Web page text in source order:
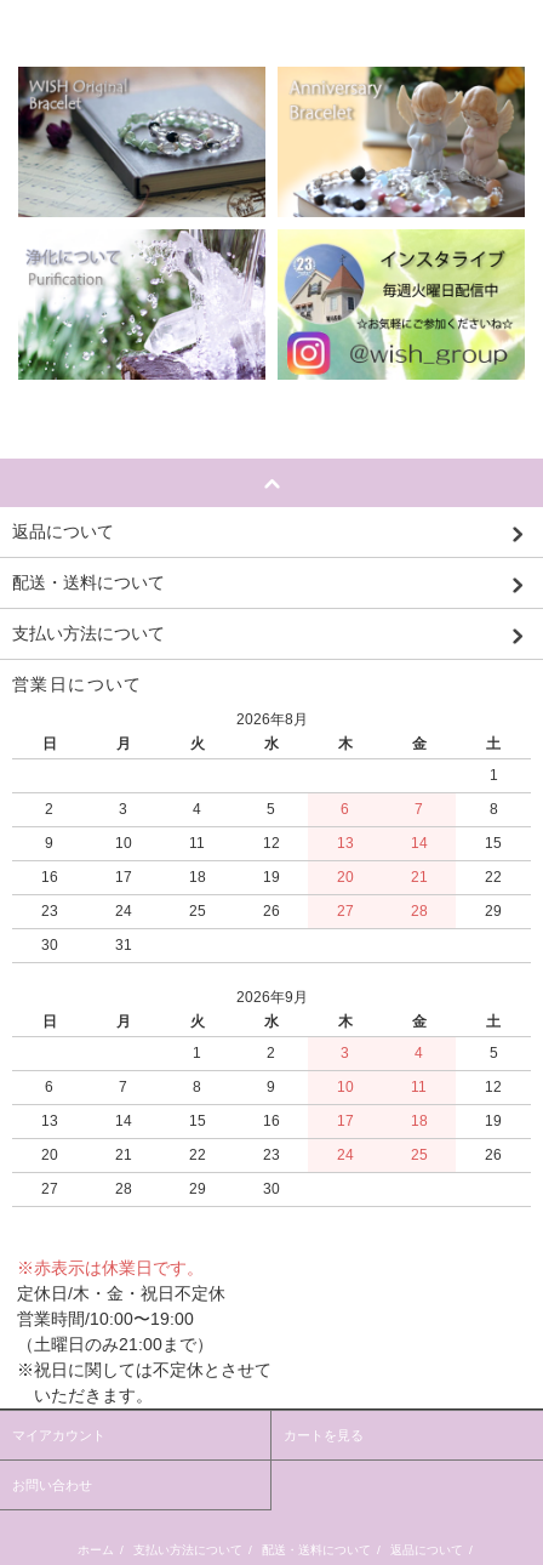
返品について
配送・送料について
支払い方法について
営業日について
2026年8月
日
月 火 水 木 金
土
1
2
3 4 5 6 7
8
9
10 11 12 13 14
15
16
17 18 19 20 21
22
23
24 25 26 27 28
29
30
31
2026年9月
日
月 火 水 木 金
土
1
2 3 4
5
6
7 8 9 10 11
12
13
14 15 16 17 18
19
20
21 22 23 24 25
26
27
28 29 30
※赤表示は休業日です。
定休日/木・金・祝日不定休
営業時間/10:00〜19:00
（土曜日のみ21:00まで）
※祝日に関しては不定休とさせて
いただきます。
マイアカウント カートを見る
お問い合わせ
ホーム / 支払い方法について / 配送・送料について / 返品について /